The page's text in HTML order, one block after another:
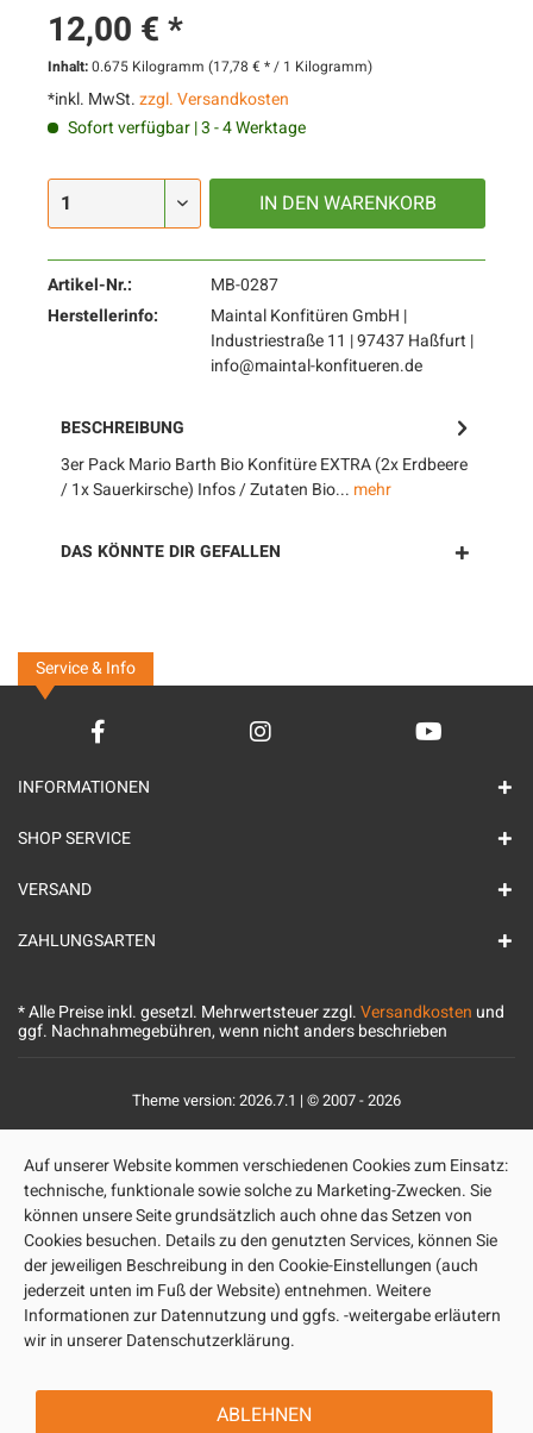
12,00 € *
Inhalt:0.675 Kilogramm (17,78 € * / 1 Kilogramm)
*inkl. MwSt.zzgl. Versandkosten
Sofort verfügbar | 3 - 4 Werktage
IN DEN WARENKORB
Artikel-Nr.:
MB-0287
Herstellerinfo:
Maintal Konfitüren GmbH |
Industriestraße 11 | 97437 Haßfurt |
info@maintal-konfitueren.de
BESCHREIBUNG
3er Pack Mario Barth Bio Konfitüre EXTRA (2x Erdbeere
/ 1x Sauerkirsche) Infos / Zutaten Bio... mehr
DAS KÖNNTE DIR GEFALLEN
Service & Info
INFORMATIONEN
SHOP SERVICE
VERSAND
ZAHLUNGSARTEN
* Alle Preise inkl. gesetzl. Mehrwertsteuer zzgl.Versandkosten und
ggf. Nachnahmegebühren, wenn nicht anders beschrieben
Theme version: 2026.7.1 | © 2007 - 2026
Auf unserer Website kommen verschiedenen Cookies zum Einsatz:
technische, funktionale sowie solche zu Marketing-Zwecken. Sie
können unsere Seite grundsätzlich auch ohne das Setzen von
Cookies besuchen. Details zu den genutzten Services, können Sie
der jeweiligen Beschreibung in den Cookie-Einstellungen (auch
jederzeit unten im Fuß der Website) entnehmen. Weitere
Informationen zur Datennutzung und ggfs. -weitergabe erläutern
wir in unserer Datenschutzerklärung.
ABLEHNEN